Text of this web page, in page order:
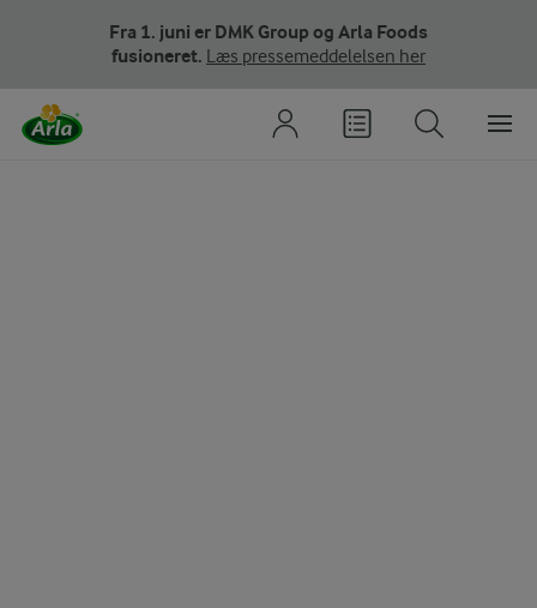
Fra 1. juni er DMK Group og Arla Foods
fusioneret. Læs pressemeddelelsen her